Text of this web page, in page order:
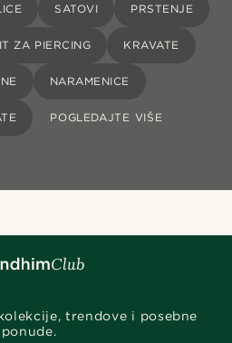
SATOVI PRSTENJE
ZA PIERCING KRAVATE
NARAMENICE
POGLEDAJTE VIŠE
trendove i posebne
ponude.